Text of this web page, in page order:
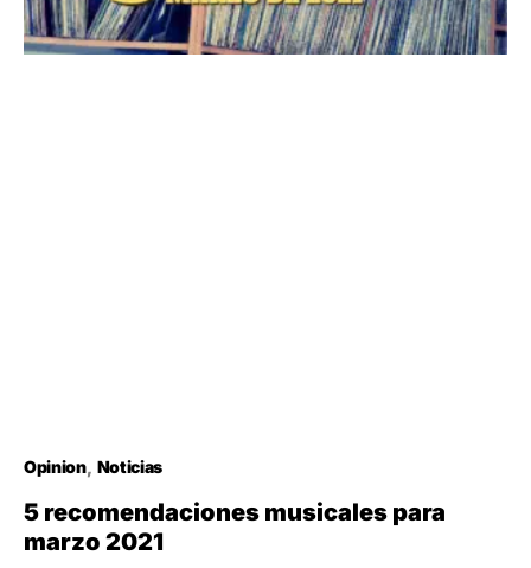
Opinion Noticias
5 recomendaciones musicales para
marzo 2021